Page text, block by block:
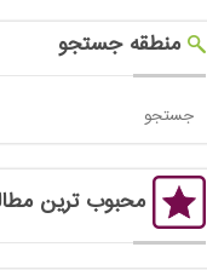
منطقه جستجو
محبوب ترین